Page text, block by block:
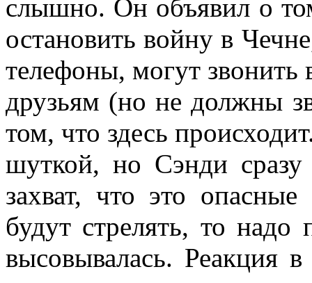
слышно. Он объявил о
остановить войну в
телефоны, могут
друзьям (но не должны
том, что здесь
шуткой, но Сэнди сразу
захват, что это
будут стрелять, то надо
высовывалась. Реакция